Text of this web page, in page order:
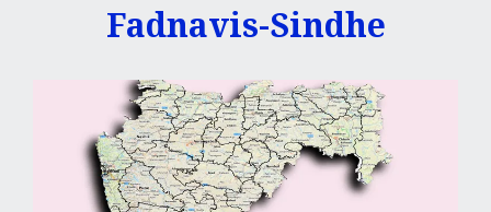
Fadnavis-Sindhe